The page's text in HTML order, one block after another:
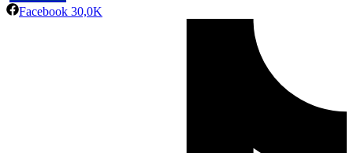
Facebook 30,0K